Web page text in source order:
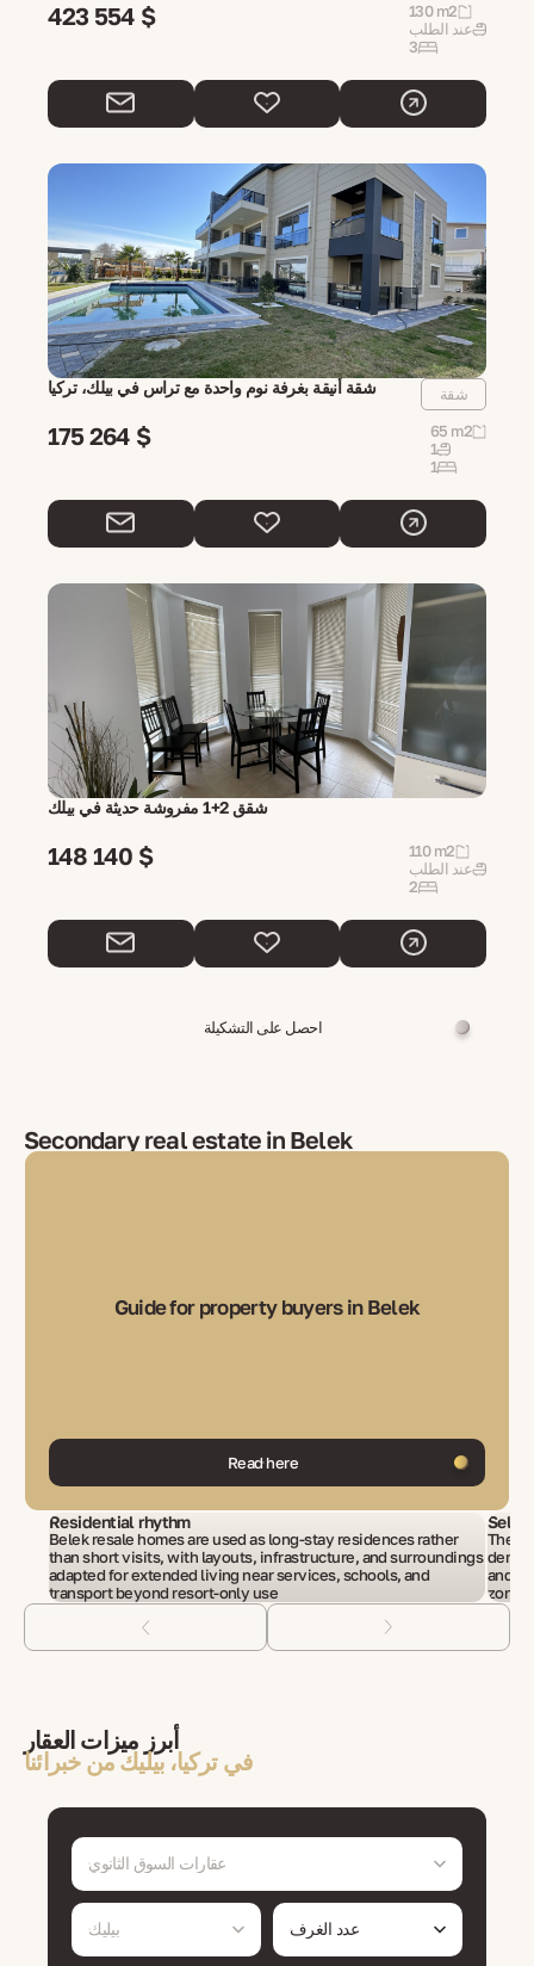
423 554 $
130 m2
عند الطلب
3
شقة أنيقة بغرفة نوم واحدة مع تراس في بيلك، تركيا شقة
175 264 $
65 m2
1
1
شقق 2+1 مفروشة حديثة في بيلك
148 140 $
110 m2
عند الطلب
2
احصل على التشكيلة
Secondary real estate in Belek
Guide for property buyers in Belek
Read here
Residential rhythm
Belek resale homes are used as long-stay residences rather
than short visits, with layouts, infrastructure, and surroundings
adapted for extended living near services, schools, and
transport beyond resort-only use
The
and
zones
أبرز ميزات العقار
في تركيا، بيليك من خبرائنا
عقارات السوق الثانوي
بيليك عدد الغرف